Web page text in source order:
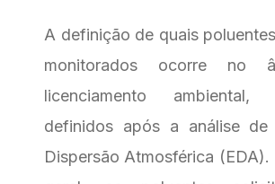
A definição de quais
monitorados ocorre no
licenciamento ambiental,
definidos após a análise de
Dispersão Atmosférica (EDA).